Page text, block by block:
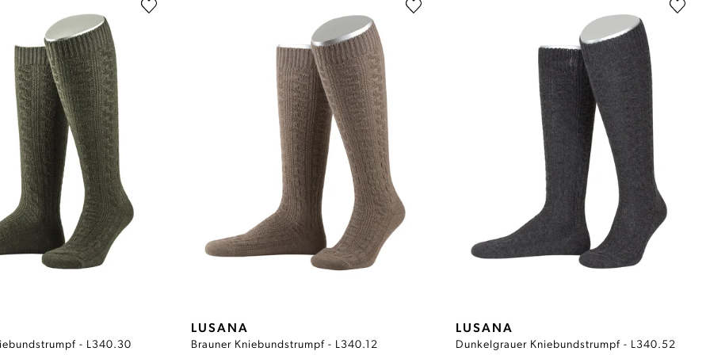
- L340.30
LUSANA
Brauner Kniebundstrumpf - L340.12
LUSANA
Dunkelgrauer Kniebundstrumpf - L340.52